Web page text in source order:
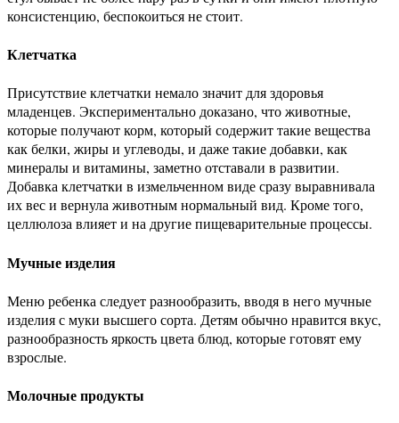
консистенцию, беспокоиться не стоит.
Клетчатка
Присутствие клетчатки немало значит для здоровья
младенцев. Экспериментально доказано, что животные,
которые получают корм, который содержит такие вещества
как белки, жиры и углеводы, и даже такие добавки, как
минералы и витамины, заметно отставали в развитии.
Добавка клетчатки в измельченном виде сразу выравнивала
их вес и вернула животным нормальный вид. Кроме того,
целлюлоза влияет и на другие пищеварительные процессы.
Мучные изделия
Меню ребенка следует разнообразить, вводя в него мучные
изделия с муки высшего сорта. Детям обычно нравится вкус,
разнообразность яркость цвета блюд, которые готовят ему
взрослые.
Молочные продукты